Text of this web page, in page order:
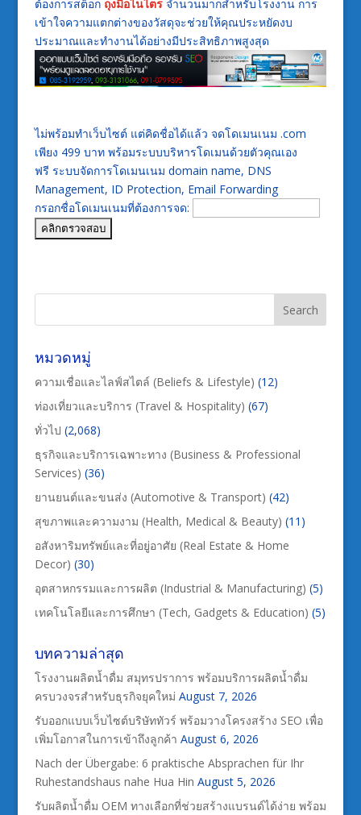
ต้องการสต็อก ถุงมือไนไตรจำนวนมากสำหรับโรงงาน การ
เข้าใจความแตกต่างของวัสดุจะช่วยให้คุณประหยัดงบ
ประมาณและทำงานได้อย่างมีประสิทธิภาพสูงสุด
ไม่พร้อมทำเว็บไซต์ แต่คิดชื่อได้แล้ว จดโดเมนเนม .com
เพียง 499 บาท พร้อมระบบบริหารโดเมนด้วยตัวคุณเอง
ฟรี ระบบจัดการโดเมนเนม domain name, DNS
Management, ID Protection, Email Forwarding
กรอกชื่อโดเมนเนมที่ต้องการจด:
หมวดหมู่
ความเชื่อและไลฟ์สไตล์ (Beliefs & Lifestyle) (12)
ท่องเที่ยวและบริการ (Travel & Hospitality) (67)
ทั่วไป (2,068)
ธุรกิจและบริการเฉพาะทาง (Business & Professional
Services) (36)
ยานยนต์และขนส่ง (Automotive & Transport) (42)
สุขภาพและความงาม (Health, Medical & Beauty) (11)
อสังหาริมทรัพย์และที่อยู่อาศัย (Real Estate & Home
Decor) (30)
อุตสาหกรรมและการผลิต (Industrial & Manufacturing) (5)
เทคโนโลยีและการศึกษา (Tech, Gadgets & Education) (5)
บทความล่าสุด
โรงงานผลิตน้ำดื่ม สมุทรปราการ พร้อมบริการผลิตน้ำดื่ม
ครบวงจรสำหรับธุรกิจยุคใหม่ August 7, 2026
รับออกแบบเว็บไซต์บริษัททัวร์ พร้อมวางโครงสร้าง SEO เพื่อ
เพิ่มโอกาสในการเข้าถึงลูกค้า August 6, 2026
Nach der Übergabe: 6 praktische Absprachen für Ihr
Ruhestandshaus nahe Hua Hin August 5, 2026
รับผลิตน้ำดื่ม OEM ทางเลือกที่ช่วยสร้างแบรนด์ได้ง่าย พร้อม